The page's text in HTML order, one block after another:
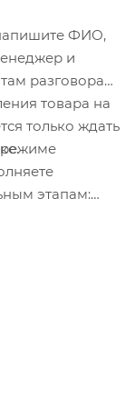
ФИО,
и
разговора
товара на
только ждать
режиме
этапам: